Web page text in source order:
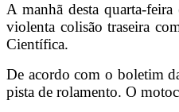
A manhã desta quarta-
violenta colisão traseira
Científica.
De acordo com o boletim
pista de rolamento. O